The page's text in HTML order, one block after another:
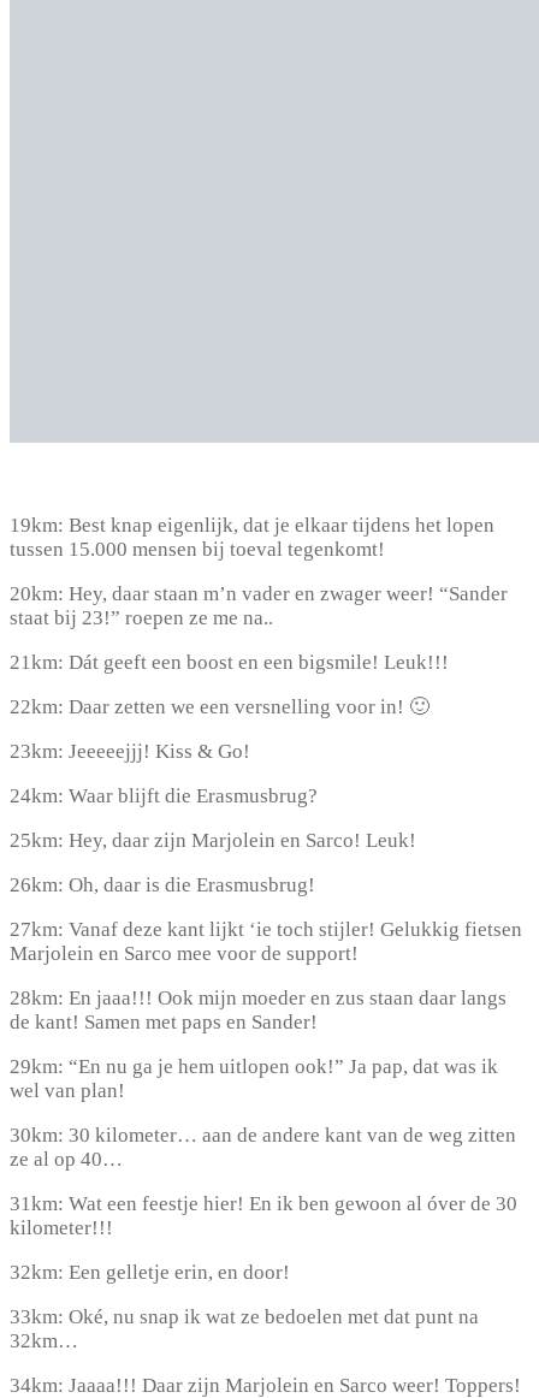
19km: Best knap eigenlijk, dat je elkaar tijdens het lopen
tussen 15.000 mensen bij toeval tegenkomt!
20km: Hey, daar staan m’n vader en zwager weer! “Sander
staat bij 23!” roepen ze me na..
21km: Dát geeft een boost en een bigsmile! Leuk!!!
22km: Daar zetten we een versnelling voor in! 🙂
23km: Jeeeeejjj! Kiss & Go!
24km: Waar blijft die Erasmusbrug?
25km: Hey, daar zijn Marjolein en Sarco! Leuk!
26km: Oh, daar is die Erasmusbrug!
27km: Vanaf deze kant lijkt ‘ie toch stijler! Gelukkig fietsen
Marjolein en Sarco mee voor de support!
28km: En jaaa!!! Ook mijn moeder en zus staan daar langs
de kant! Samen met paps en Sander!
29km: “En nu ga je hem uitlopen ook!” Ja pap, dat was ik
wel van plan!
30km: 30 kilometer… aan de andere kant van de weg zitten
ze al op 40…
31km: Wat een feestje hier! En ik ben gewoon al óver de 30
kilometer!!!
32km: Een gelletje erin, en door!
33km: Oké, nu snap ik wat ze bedoelen met dat punt na
32km…
34km: Jaaaa!!! Daar zijn Marjolein en Sarco weer! Toppers!